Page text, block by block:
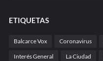
ETIQUETAS
Balcarce Vox Coronavirus
Interés General La Ciudad